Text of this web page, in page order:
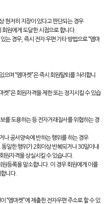
현저히 지장이 있다고 판단되는 경우
원에게 도달한 시점으로 합니다.
는 경우, 즉시 전자 우편 기타 방법으로 “엠마
으며 “엠마켓”은 즉시 회원탈퇴를 처리합니
켓”은 회원자격을 제한 또는 정지시킬 수 있습
를 도용하는 등 전자거래질서를 위협하는 경
나 공서양속에 반하는 행위를 하는 경우
동일한 행위가 2회이상 반복되거나 30일이내
원자격을 상실시킬 수 있습니다.
등록을 말소합니다. 이 경우 회원에게 이를
니다.
“엠마켓”에 제출한 전자우편 주소로 할 수 있